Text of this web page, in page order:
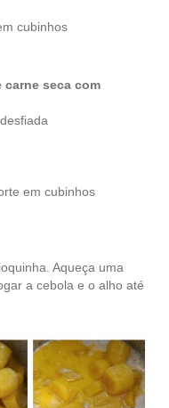
cubinhos
seca com
em cubinhos
Aqueça uma
a cebola e o alho até